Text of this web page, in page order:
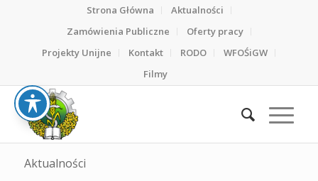
Strona Główna
Aktualności
Zamówienia Publiczne
Oferty pracy
Projekty Unijne
Kontakt RODO
WFOŚiGW
Filmy
Aktualności